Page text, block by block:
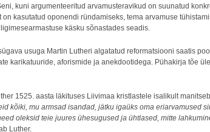
kuni argumenteeritud arvamusteravikud on suunatud
kasutatud oponendi ründamiseks, tema arvamuse
käsku sõnastades seadis.
usuga Martin Lutheri algatatud reformatsiooni saatis
karikatuuride, aforismide ja anekdootidega. Pühakirja tõe
1525. aasta läkituses Liivimaa kristlastele isalikult
kõiki, mu armsad isandad, jätku igaüks oma eriarvamused
oleksid teie juures ühesugused ja ühtlased, mitte
Luther.